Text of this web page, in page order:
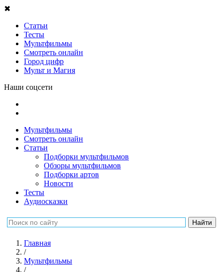
✖
Статьи
Тесты
Мультфильмы
Смотреть онлайн
Город цифр
Мульт и Магия
Наши соцсети
Мультфильмы
Смотреть онлайн
Статьи
Подборки мультфильмов
Обзоры мультфильмов
Подборки артов
Новости
Тесты
Аудиосказки
Главная
/
Мультфильмы
/